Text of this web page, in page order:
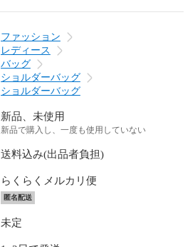
ファッション
レディース
バッグ
ショルダーバッグ
ショルダーバッグ
新品、未使用
新品で購入し、一度も使用していない
送料込み(出品者負担)
らくらくメルカリ便
匿名配送
未定